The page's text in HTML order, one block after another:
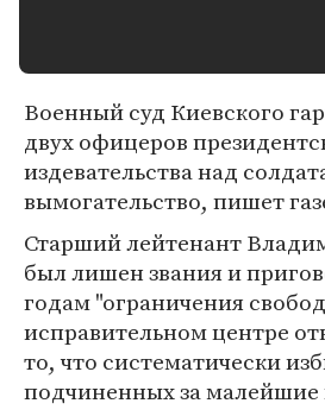
Военный суд Киевского
двух офицеров
издевательства над
вымогательство, пишет
Старший лейтенант
был лишен звания и
годам "ограничения
исправительном центре
то, что систематически
подчиненных за малейшие